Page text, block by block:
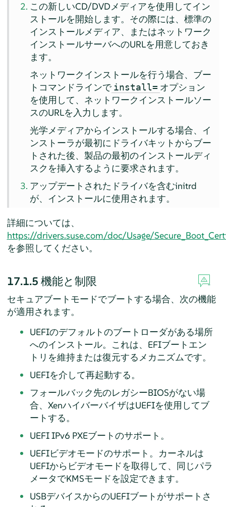
この新しいCD/DVDメディアを使用してイン
ストールを開始します。その際には、標準の
インストールメディア、またはネットワーク
インストールサーバへのURLを用意しておき
ます。
ネットワークインストールを行う場合、ブー
トコマンドラインで install= オプション
を使用して、ネットワークインストールソー
スのURLを入力します。
光学メディアからインストールする場合、イ
ンストーラが最初にドライバキットからブー
トされた後、製品の最初のインストールディ
スクを挿入するように要求されます。
アップデートされたドライバを含むinitrd
が、インストールに使用されます。
詳細については、
https://drivers.suse.com/doc/Usage/
を参照してください。
17.1.5 機能と制限
セキュアブートモードでブートする場合、次の機能
が適用されます。
UEFIのデフォルトのブートローダがある場所
へのインストール。これは、EFIブートエン
トリを維持または復元するメカニズムです。
UEFIを介して再起動する。
フォールバック先のレガシーBIOSがない場
合、XenハイバーバイザはUEFIを使用してブ
ートする。
UEFI IPv6 PXEブートのサポート。
UEFIビデオモードのサポート。カーネルは
UEFIからビデオモードを取得して、同じパラ
メータでKMSモードを設定できます。
USBデバイスからのUEFIブートがサポートさ